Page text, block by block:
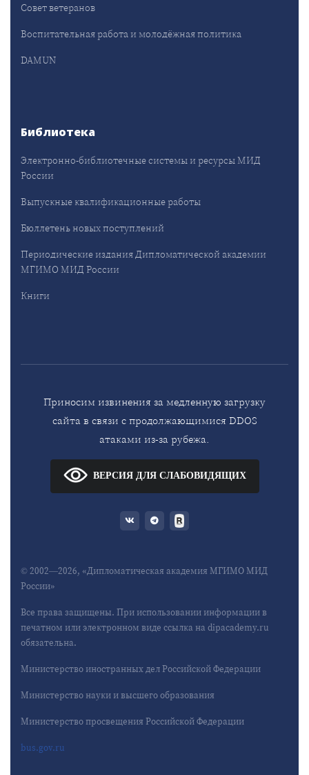
Совет ветеранов
Воспитательная работа и молодёжная политика
DAMUN
Библиотека
Электронно-библиотечные системы и ресурсы МИД
России
Выпускные квалификационные работы
Бюллетень новых поступлений
Периодические издания Дипломатической академии
МГИМО МИД России
Книги
Приносим извинения за медленную загрузку
сайта в связи с продолжающимися DDOS
атаками из-за рубежа.
ВЕРСИЯ ДЛЯ СЛАБОВИДЯЩИХ
© 2002—2026, «Дипломатическая академия МГИМО МИД
России»
Все права защищены. При использовании информации в
печатном или электронном виде ссылка на dipacademy.ru
обязательна.
Министерство иностранных дел Российской Федерации
Министерство науки и высшего образования
Министерство просвещения Российской Федерации
bus.gov.ru